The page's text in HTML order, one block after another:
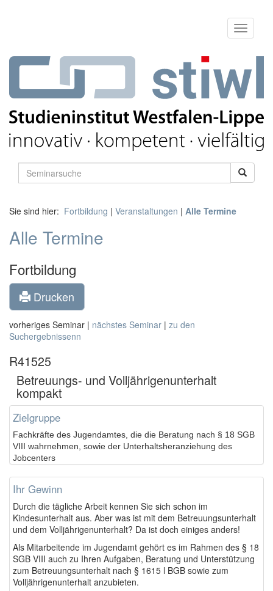
Sie sind hier: Fortbildung | Veranstaltungen | Alle Termine
Alle Termine
Fortbildung
Drucken
vorheriges Seminar | nächstes Seminar | zu den
Suchergebnissenn
R41525
Betreuungs- und Volljährigenunterhalt
kompakt
Zielgruppe
Fachkräfte des Jugendamtes, die die Beratung nach § 18 SGB
VIII wahrnehmen, sowie der Unterhaltsheranziehung des
Jobcenters
Ihr Gewinn
Durch die tägliche Arbeit kennen Sie sich schon im
Kindesunterhalt aus. Aber was ist mit dem Betreuungsunterhalt
und dem Volljährigenunterhalt? Da ist doch einiges anders!
Als Mitarbeitende im Jugendamt gehört es im Rahmen des § 18
SGB VIII auch zu Ihren Aufgaben, Beratung und Unterstützung
zum Betreuungsunterhalt nach § 1615 l BGB sowie zum
Volljährigenunterhalt anzubieten.